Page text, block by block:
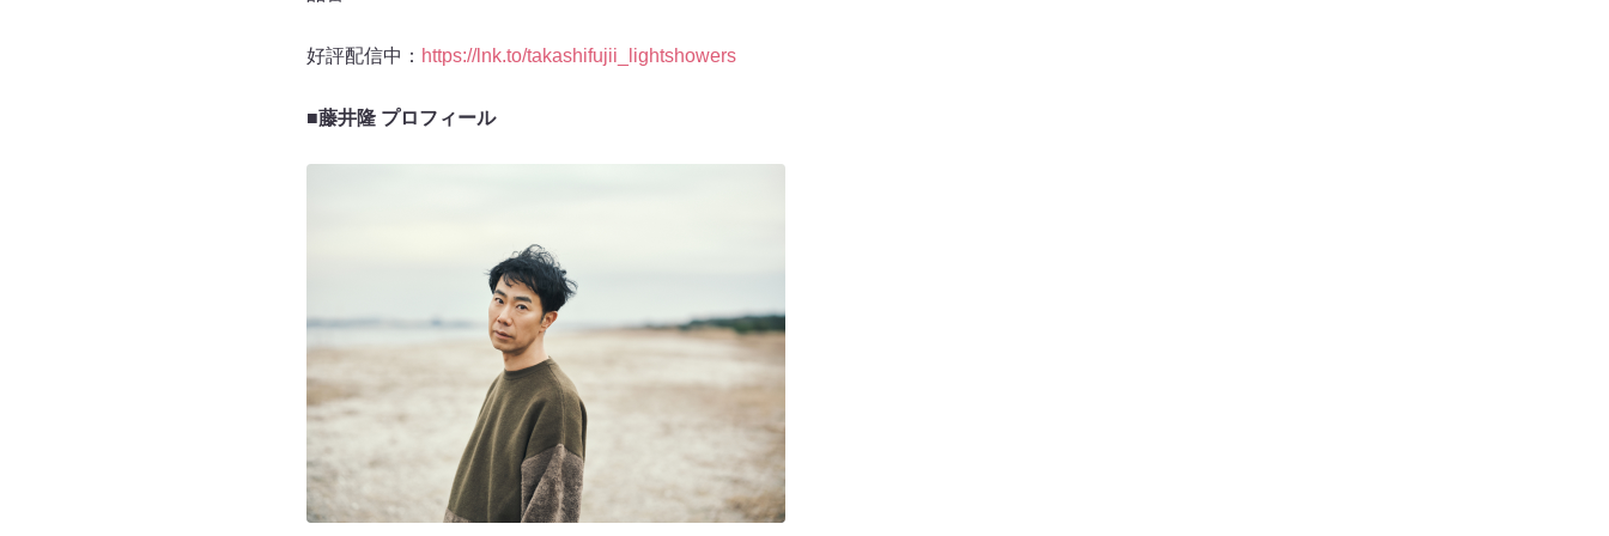
好評配信中： https://lnk.to/takashifujii_lightshowers
■藤井隆 プロフィール